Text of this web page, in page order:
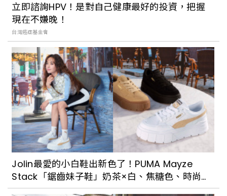
輪」來台開日本航線！房內使用愛馬仕備
品，預計2023年穿梭沖繩秘境航程，駛進
大阪
立即諮詢HPV！是對自己健康最好的投資，把握
現在不嫌晚！
台灣癌症基金會
Jolin最愛的小白鞋出新色了！PUMA Mayze
Stack「鋸齒妹子鞋」奶茶×白、焦糖色、時尚黑
3色超難選擇